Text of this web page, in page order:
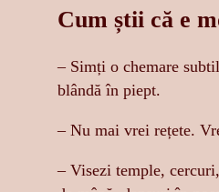
Cum știi că e
– Simți o chemare
blândă în piept.
– Nu mai vrei rețete.
– Visezi temple,